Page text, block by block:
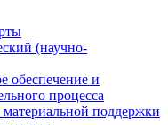
(научно-
обеспечение и
процесса
поддержки